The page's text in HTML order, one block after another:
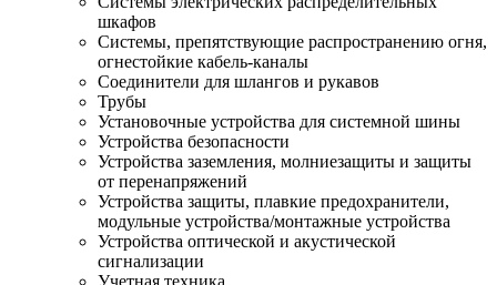
шкафов
Системы, препятствующие распространению огня,
огнестойкие кабель-каналы
Соединители для шлангов и рукавов
Трубы
Установочные устройства для системной шины
Устройства безопасности
Устройства заземления, молниезащиты и защиты
от перенапряжений
Устройства защиты, плавкие предохранители,
модульные устройства/монтажные устройства
Устройства оптической и акустической
сигнализации